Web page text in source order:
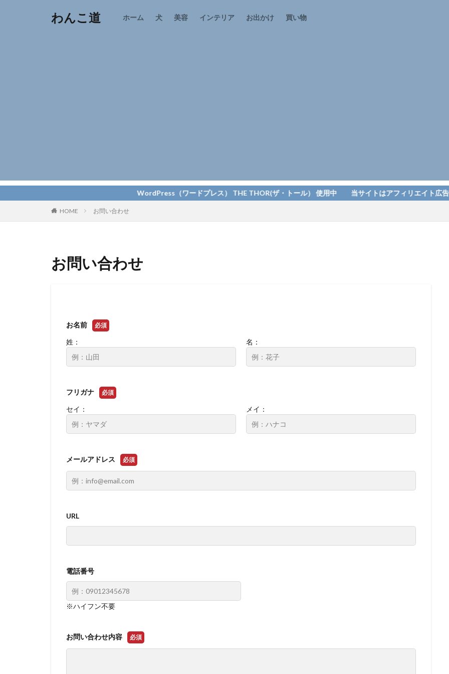
わんこ道 ホーム 犬 美容 インテリア お出かけ 買い物
WordPress（ワードプレス） THE THOR(ザ・トール） 使用中 当サイトはアフィリエイト広告リンクを含み
HOME お問い合わせ
お問い合わせ
お名前 必須
姓： 名：
フリガナ 必須
セイ： メイ：
メールアドレス 必須
URL
電話番号
※ハイフン不要
お問い合わせ内容 必須